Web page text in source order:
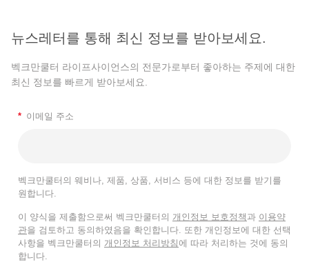
뉴스레터를 통해 최신 정보를 받아보세요.
벡크만쿨터 라이프사이언스의 전문가로부터 좋아하는 주제에 대한
최신 정보를 빠르게 받아보세요.
* 이메일 주소
벡크만쿨터의 웨비나, 제품, 상품, 서비스 등에 대한 정보를 받기를
원합니다.
이 양식을 제출함으로써 벡크만쿨터의 개인정보 보호정책 과 이용약
관을 검토하고 동의하였음을 확인합니다. 또한 개인정보에 대한 선택
사항을 벡크만쿨터의 개인정보 처리방침에 따라 처리하는 것에 동의
합니다.